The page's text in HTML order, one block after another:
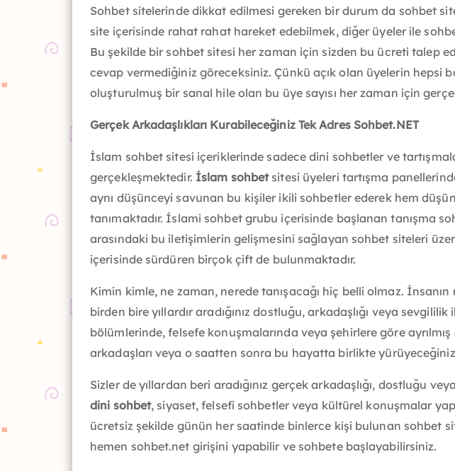
Sohbet sitelerinde dikkat edilmesi gereken bir durum da sohbet
site içerisinde rahat rahat hareket edebilmek, diğer üyeler ile
Bu şekilde bir sohbet sitesi her zaman için sizden bu ücreti talep
cevap vermediğiniz göreceksiniz. Çünkü açık olan üyelerin hepsi
oluşturulmuş bir sanal hile olan bu üye sayısı her zaman için
Gerçek Arkadaşlıkları Kurabileceğiniz Tek Adres Sohbet.NET
İslam sohbet sitesi içeriklerinde sadece dini sohbetler ve
gerçekleşmektedir. İslam sohbetsitesi üyeleri tartışma
aynı düşünceyi savunan bu kişiler ikili sohbetler ederek hem
tanımaktadır. İslami sohbet grubu içerisinde başlanan tanışma
arasındaki bu iletişimlerin gelişmesini sağlayan sohbet siteleri
içerisinde sürdüren birçok çift de bulunmaktadır.
Kimin kimle, ne zaman, nerede tanışacağı hiç belli olmaz.
birden bire yıllardır aradığınız dostluğu, arkadaşlığı veya
bölümlerinde, felsefe konuşmalarında veya şehirlere göre
arkadaşları veya o saatten sonra bu hayatta birlikte
Sizler de yıllardan beri aradığınız gerçek arkadaşlığı, dostluğu
dini sohbet, siyaset, felsefi sohbetler veya kültürel konuşmalar
ücretsiz şekilde günün her saatinde binlerce kişi bulunan sohbet
hemen sohbet.net girişini yapabilir ve sohbete başlayabilirsiniz.